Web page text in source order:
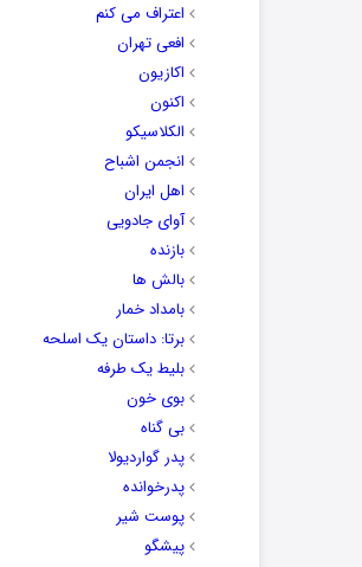
اعتراف می کنم
افعی تهران
اکازیون
اکنون
الکلاسیکو
انجمن اشباح
اهل ایران
آوای جادویی
بازنده
بالش ها
بامداد خمار
برتا: داستان یک اسلحه
بلیط یک‌‌ طرفه
بوی خون
بی گناه
پدر گواردیولا
پدرخوانده
پوست شیر
پیشگو